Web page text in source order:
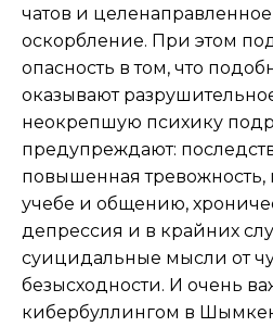
чатов и
оскорбление. При этом
опасность в том, что
оказывают
неокрепшую психику
предупреждают:
повышенная тревожность,
учебе и общению,
депрессия и в крайних
суицидальные мысли от
безысходности. И очень
кибербуллингом в